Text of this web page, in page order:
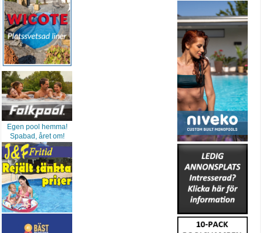
Egen pool hemma!
Spabad, året om!